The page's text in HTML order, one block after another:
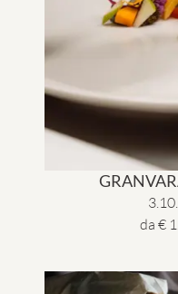
da €